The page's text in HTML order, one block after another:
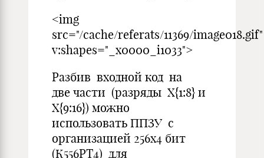
<img
src="/cache/referats/11369/image018.gif"
v:shapes="_x0000_i1033">
Разбив входной код на
две части (разряды Х{1:8} и
X{9:16}) можно
использовать ППЗУ с
организацией 256х4 бит
(К556РТ4) для